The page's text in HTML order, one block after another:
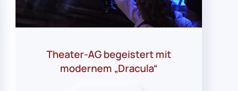
Theater-AG begeistert mit
modernem „Dracula“